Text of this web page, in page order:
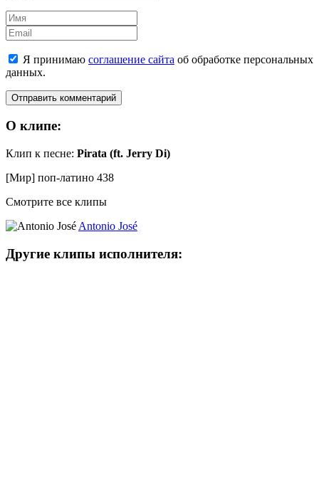
Имя
Email
Я принимаю соглашение сайта об обработке персональных
данных.
О клипе:
Клип к песне: Pirata (ft. Jerry Di)
[Мир] поп-латино 438
Смотрите все клипы
Antonio José
Другие клипы исполнителя: